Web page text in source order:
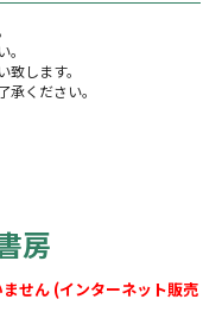
します。
ください。
房
せん (インターネット販売